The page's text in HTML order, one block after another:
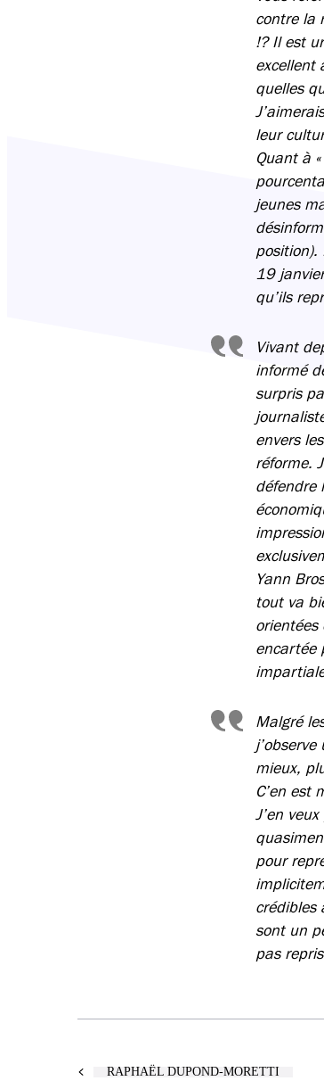
contre la
!? Il est
excellent
quelles
leur
Quant à
jeunes
position).
19
qu’ils
Vivant
informé
surpris
envers
réforme.
défendre
Yann
tout va
orientées
encartée
Malgré
mieux,
C’en est
J’en
pour
crédibles
sont un
pas
RAPHAËL DUPOND-MORETTI